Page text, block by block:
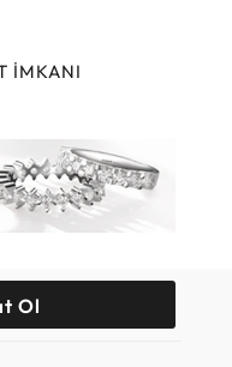
İMKANI
Ol